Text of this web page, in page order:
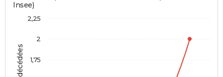
Insee)
1,75
2
2,25